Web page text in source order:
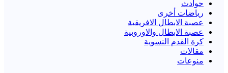
حوادث
رياضات أخرى
عصبة الابطال الافريقية
عصبة الابطال والاوروبية
كرة القدم النسوية
مقالات
منوعات